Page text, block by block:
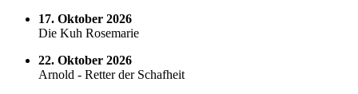
17. Oktober 2026
Die Kuh Rosemarie
22. Oktober 2026
Arnold - Retter der Schafheit